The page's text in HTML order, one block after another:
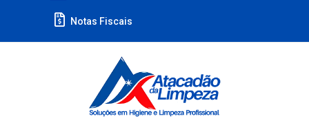
Notas Fiscais